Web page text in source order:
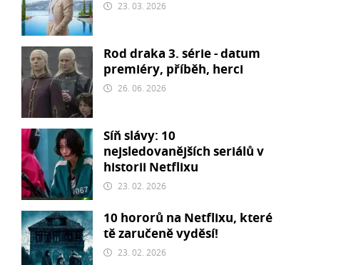
23. 03. 2026
Rod draka 3. série - datum
premiéry, příběh, herci
26. 06. 2026
Síň slávy: 10
nejsledovanějších seriálů v
historii Netflixu
23. 02. 2026
10 hororů na Netflixu, které
tě zaručeně vyděsí!
23. 02. 2026